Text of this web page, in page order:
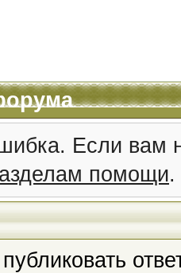
Если вам
помощи.